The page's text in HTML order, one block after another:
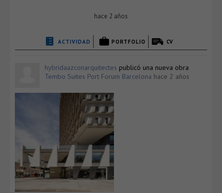
hace 2 años
ACTIVIDAD PORTFOLIO CV
hybridaazconarquitectes publicó una nueva obra
Tembo Suites Port Forum Barcelona hace 2 años